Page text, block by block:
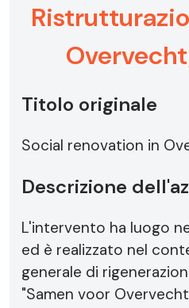
Titolo originale
Social renovation in
Descrizione
L'intervento ha luogo
ed è realizzato nel
generale di
"Samen voor